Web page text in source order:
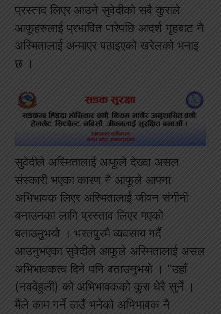
प्रस्ताव लिएर आउने सुवेदीको सबै कुराले
आफूहरुलाई प्रभावित पारेपछि आदर्श गृहबाट नै
अस्मितालाई अन्माएर पठाइएको खरेलको भनाइ
छ ।
सुवेदीले अस्मितालाई आफूले देख्दा असल
संस्कारी भएका कारण नै आफूले आफ्ना
अभिभावक लिएर अस्मितालाई जीवन संगीनी
बनाउनका लागि प्रस्ताव लिएर गएको
बताउनुभयो । भरतपुरमै व्यवसाय गर्दै
आउनुभएका सुवेदीले आफूले अस्मितालाई असल
अभिभावकत्व दिने पनि बताउनुभयो । “उहाँ
(नववेहुली) को अभिभावकको कुरा धेरै सुनेँ ।
मैले काम गर्ने ठाउँ भनेको अभिभावक नै